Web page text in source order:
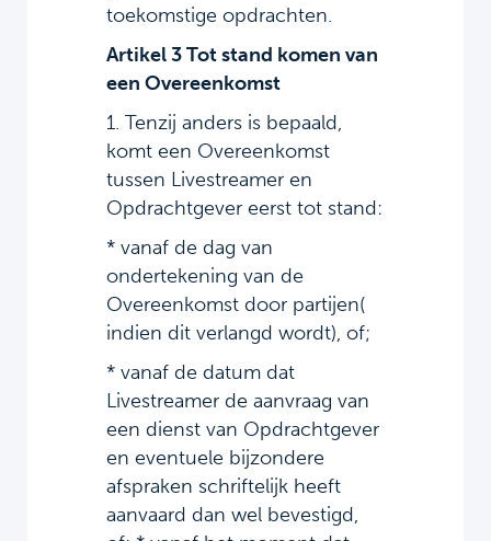
toekomstige opdrachten.
Artikel 3 Tot stand komen van
een Overeenkomst
1. Tenzij anders is bepaald,
komt een Overeenkomst
tussen Livestreamer en
Opdrachtgever eerst tot stand:
* vanaf de dag van
ondertekening van de
Overeenkomst door partijen(
indien dit verlangd wordt), of;
* vanaf de datum dat
Livestreamer de aanvraag van
een dienst van Opdrachtgever
en eventuele bijzondere
afspraken schriftelijk heeft
aanvaard dan wel bevestigd,